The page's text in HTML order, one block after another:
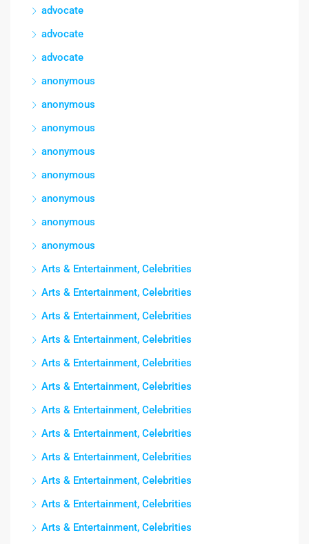
advocate
advocate
advocate
anonymous
anonymous
anonymous
anonymous
anonymous
anonymous
anonymous
anonymous
Arts & Entertainment, Celebrities
Arts & Entertainment, Celebrities
Arts & Entertainment, Celebrities
Arts & Entertainment, Celebrities
Arts & Entertainment, Celebrities
Arts & Entertainment, Celebrities
Arts & Entertainment, Celebrities
Arts & Entertainment, Celebrities
Arts & Entertainment, Celebrities
Arts & Entertainment, Celebrities
Arts & Entertainment, Celebrities
Arts & Entertainment, Celebrities